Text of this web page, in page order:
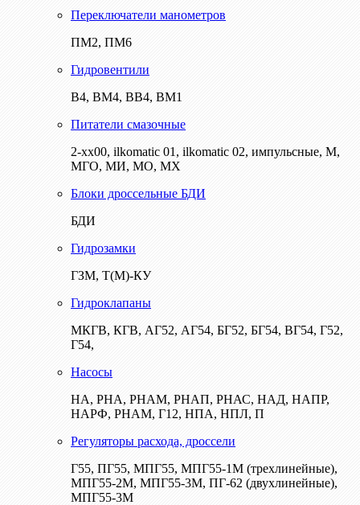
Переключатели манометров
ПМ2, ПМ6
Гидровентили
В4, ВМ4, ВВ4, ВМ1
Питатели смазочные
2-хх00, ilkomatic 01, ilkomatic 02, импульсные, М,
МГО, МИ, МО, МХ
Блоки дроссельные БДИ
БДИ
Гидрозамки
ГЗМ, Т(М)-КУ
Гидроклапаны
МКГВ, КГВ, АГ52, АГ54, БГ52, БГ54, ВГ54, Г52,
Г54,
Насосы
НА, РНА, РНАМ, РНАП, РНАС, НАД, НАПР,
НАРФ, РНАМ, Г12, НПА, НПЛ, П
Регуляторы расхода, дроссели
Г55, ПГ55, МПГ55, МПГ55-1М (трехлинейные),
МПГ55-2М, МПГ55-3М, ПГ-62 (двухлинейные),
МПГ55-3М